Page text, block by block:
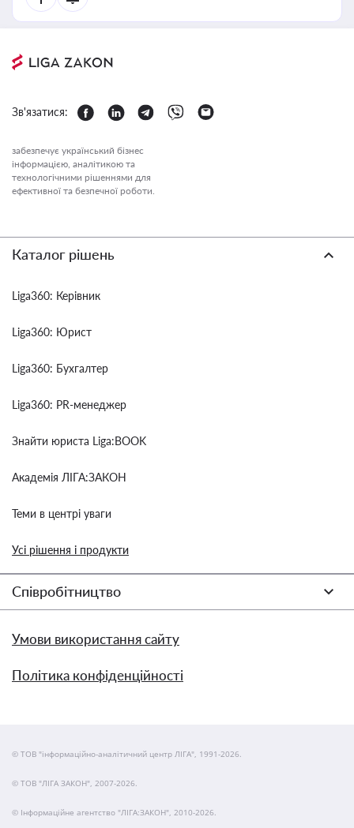
Зв'язатися:
забезпечує український бізнес
інформацією, аналітикою та
технологічними рішеннями для
ефективної та безпечної роботи.
Каталог рішень
Liga360: Керівник
Liga360: Юрист
Liga360: Бухгалтер
Liga360: PR-менеджер
Знайти юриста Liga:BOOK
Академія ЛІГА:ЗАКОН
Теми в центрі уваги
Усі рішення і продукти
Співробітництво
Умови використання сайту
Політика конфіденційності
© ТОВ "інформаційно-аналітичний центр ЛІГА", 1991-2026.
© ТОВ "ЛІГА ЗАКОН", 2007-2026.
© Інформаційне агентство "ЛІГА:ЗАКОН", 2010-2026.